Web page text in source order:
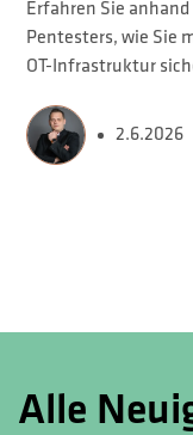
Erfahren Sie
Pentesters, wie Sie
OT-Infrastruktur
2.6.2026
Alle